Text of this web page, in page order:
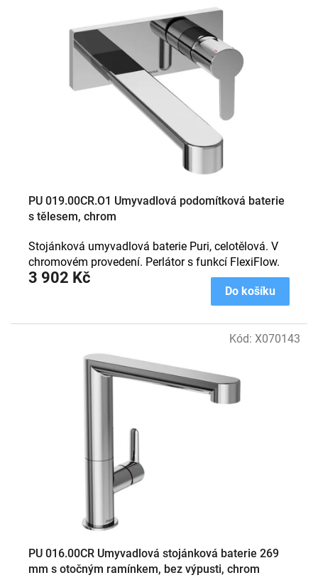
PU 019.00CR.O1 Umyvadlová podomítková baterie
s tělesem, chrom
3 902 Kč
Do košíku
Stojánková umyvadlová baterie Puri, celotělová. V
chromovém provedení. Perlátor s funkcí FlexiFlow.
PU 016.00CR Umyvadlová stojánková baterie 269
mm s otočným ramínkem, bez výpusti, chrom
Kód: X070143